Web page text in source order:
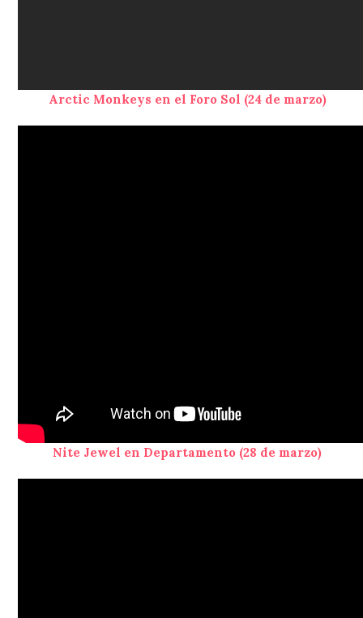
Arctic Monkeys en el Foro Sol (24 de marzo)
Nite Jewel en Departamento (28 de marzo)